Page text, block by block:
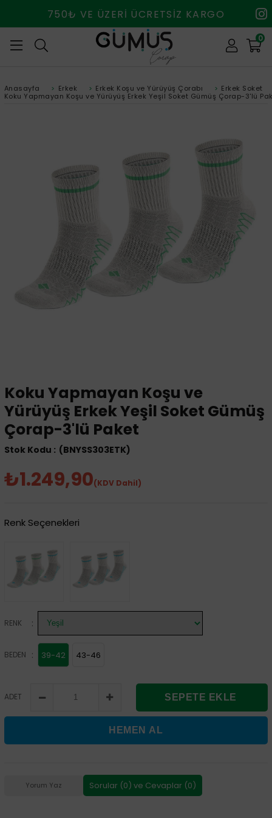
750₺ VE ÜZERİ ÜCRETSİZ KARGO
0
Anasayfa > Erkek > Erkek Koşu ve Yürüyüş Çorabı > Erkek Soket
Koku Yapmayan Koşu ve Yürüyüş Erkek Yeşil Soket Gümüş Çorap-3'lü
Koku Yapmayan Koşu ve
Yürüyüş Erkek Yeşil Soket Gümüş
Çorap-3'lü Paket
(BNYSS303ETK)
₺1.249,90(KDV Dahil)
Renk Seçenekleri
RENK :
BEDEN : 39-42 43-46
ADET
Yorum Yaz Sorular (0) ve Cevaplar (0)